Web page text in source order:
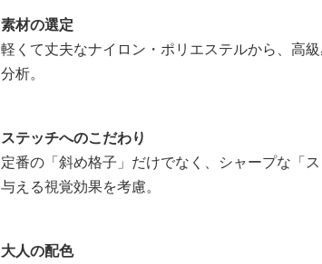
素材の選定
軽くて丈夫なナイロン・ポリエステルから、高
分析。
ステッチへのこだわり
定番の「斜め格子」だけでなく、シャープな「
与える視覚効果を考慮。
大人の配色